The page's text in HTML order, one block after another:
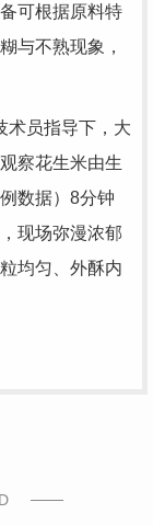
可根据原料特
与不熟现象，
术员指导下，大
察花生米由生
数据）8分钟
现场弥漫浓郁
均匀、外酥内